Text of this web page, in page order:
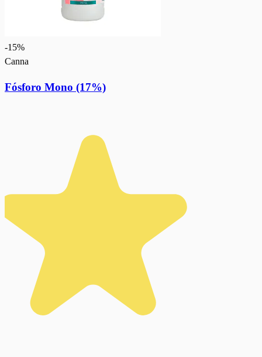
-15%
Canna
Fósforo Mono (17%)